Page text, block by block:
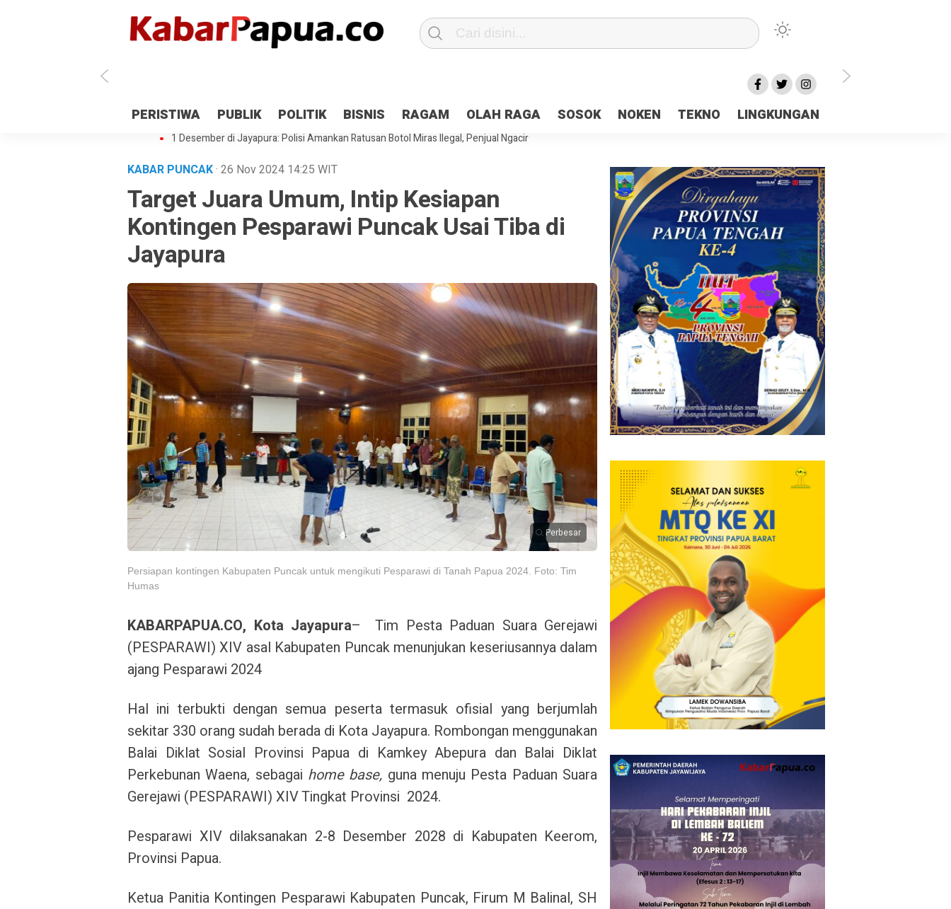
PERISTIWA PUBLIK POLITIK BISNIS RAGAM OLAH RAGA SOSOK NOKEN TEKNO LINGKUNGAN
Antisipasi 1 Desember, TNI Polri Patroli 2×24 jam di Kota Jayapura
Pesan Sejuk Polri di Deklarasi Pemilu Ceria Tanah Papua
Gedung Perpustakaan SMPN 5 Sentani Terbakar
Hibah Pilkada Jayapura Cair 10 Persen, Deposit Kas Daerah Rp23 Miliar Disorot
1 Desember di Jayapura: Polisi Amankan Ratusan Botol Miras Ilegal, Penjual Ngacir
KABAR PUNCAK· 26 Nov 2024 14:25 WIT
Target Juara Umum, Intip Kesiapan
Kontingen Pesparawi Puncak Usai Tiba di
Jayapura
Perbesar
Persiapan kontingen Kabupaten Puncak untuk mengikuti Pesparawi di Tanah Papua 2024. Foto: Tim
Humas
KABARPAPUA.CO, Kota Jayapura– Tim Pesta Paduan Suara Gerejawi
(PESPARAWI) XIV asal Kabupaten Puncak menunjukan keseriusannya dalam
ajang Pesparawi 2024
Hal ini terbukti dengan semua peserta termasuk ofisial yang berjumlah
sekitar 330 orang sudah berada di Kota Jayapura. Rombongan menggunakan
Balai Diklat Sosial Provinsi Papua di Kamkey Abepura dan Balai Diklat
Perkebunan Waena, sebagai home base, guna menuju Pesta Paduan Suara
Gerejawi (PESPARAWI) XIV Tingkat Provinsi 2024.
Pesparawi XIV dilaksanakan 2-8 Desember 2028 di Kabupaten Keerom,
Provinsi Papua.
Ketua Panitia Kontingen Pesparawi Kabupaten Puncak, Firum M Balinal, SH